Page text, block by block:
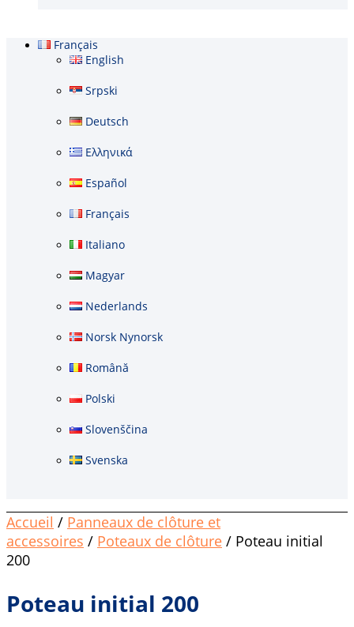
Français
English
Srpski
Deutsch
Ελληνικά
Español
Français
Italiano
Magyar
Nederlands
Norsk Nynorsk
Română
Polski
Slovenščina
Svenska
Accueil / Panneaux de clôture et
accessoires / Poteaux de clôture / Poteau initial
200
Poteau initial 200